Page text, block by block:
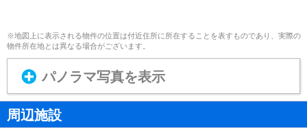
※地図上に表示される物件の位置は付近住所に所在することを表すものであり、実際の
物件所在地とは異なる場合がございます。
パノラマ写真を表示
周辺施設